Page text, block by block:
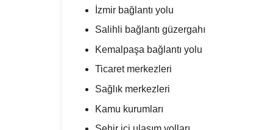
İzmir bağlantı yolu
Salihli bağlantı güzergahı
Kemalpaşa bağlantı yolu
Ticaret merkezleri
Sağlık merkezleri
Kamu kurumları